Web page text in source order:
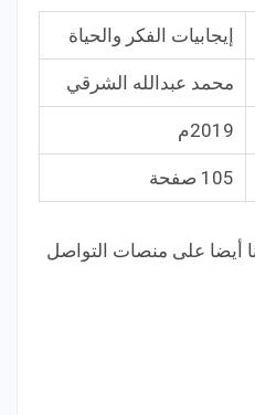
إيجابيات الفكر والحياة
محمد عبدالله الشرقي
2019م
105 صفحة
أيضا على منصات التواصل